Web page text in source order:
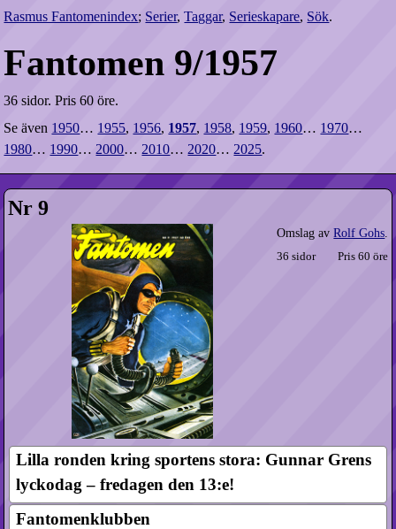
Rasmus Fantomenindex; Serier,Taggar, Serieskapare, Sök.
Fantomen 9/1957
36 sidor. Pris 60 öre.
Se även 1950… 1955, 1956, 1957, 1958, 1959, 1960… 1970…
1980… 1990… 2000… 2010… 2020… 2025.
Nr 9
Omslag avRolf Gohs
36 sidor Pris 60 öre
Lilla ronden kring sportens stora: Gunnar Grens
lyckodag – fredagen den 13:e!
Fantomenklubben